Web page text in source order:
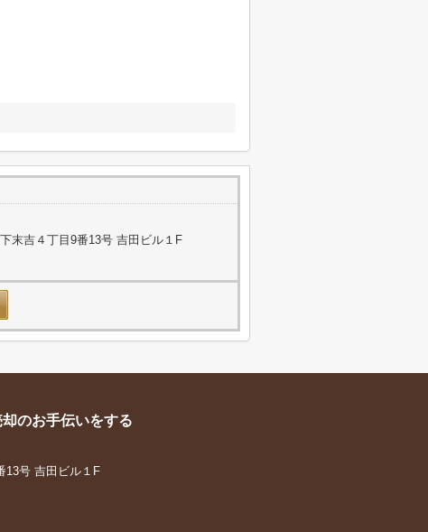
末吉４丁目9番13号 吉田ビル１F
のお手伝いをする
13号 吉田ビル１F